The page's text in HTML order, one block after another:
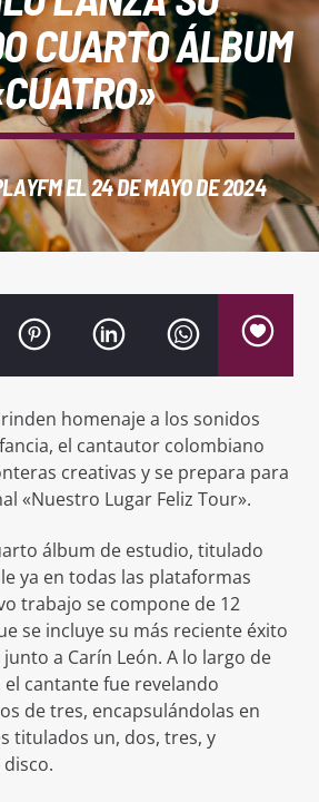
WEB
0:00
CUARTO ÁLBUM
EL 24 DE MAYO DE 2024
homenaje a los sonidos
el cantautor colombiano
creativas y se prepara para
«Nuestro Lugar Feliz Tour».
álbum de estudio, titulado
ya en todas las plataformas
trabajo se compone de 12
se incluye su más reciente éxito
junto a Carín León. A lo largo de
cantante fue revelando
de tres, encapsulándolas en
titulados un, dos, tres, y